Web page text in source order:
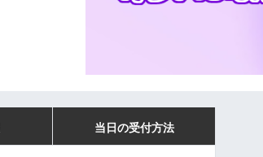
当日の受付方法